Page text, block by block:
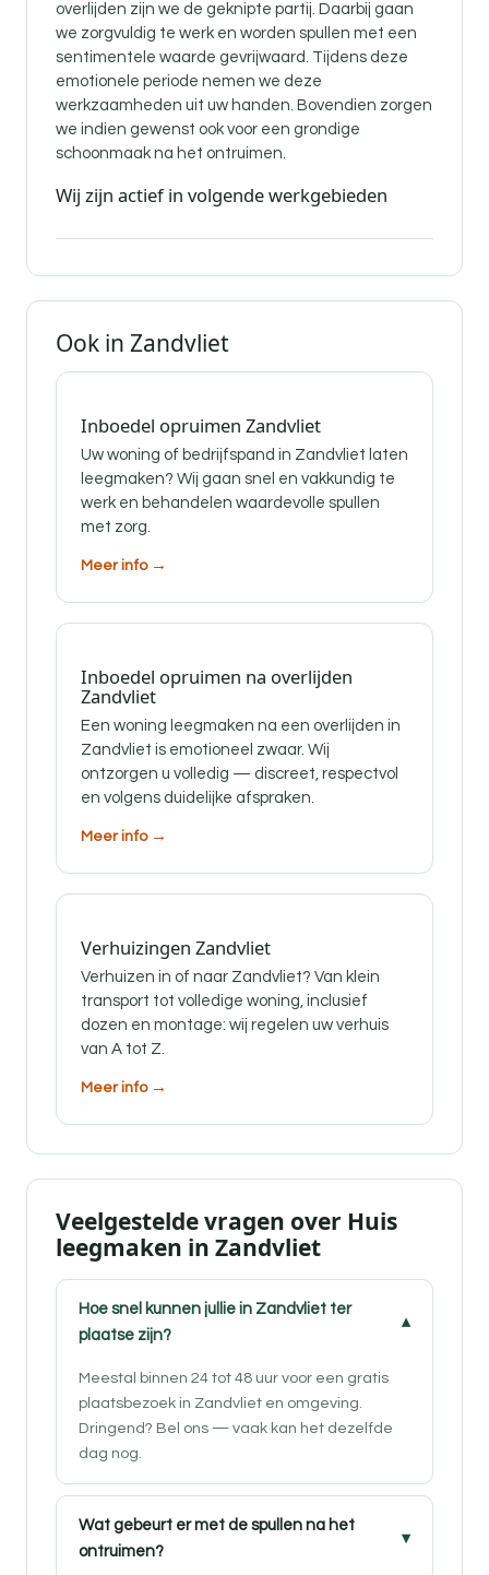
overlijden zijn we de geknipte partij. Daarbij gaan
we zorgvuldig te werk en worden spullen met een
sentimentele waarde gevrijwaard. Tijdens deze
emotionele periode nemen we deze
werkzaamheden uit uw handen. Bovendien zorgen
we indien gewenst ook voor een grondige
schoonmaak na het ontruimen.
Wij zijn actief in volgende werkgebieden
Ook in Zandvliet
Inboedel opruimen Zandvliet
Uw woning of bedrijfspand in Zandvliet laten
leegmaken? Wij gaan snel en vakkundig te
werk en behandelen waardevolle spullen
met zorg.
Meer info →
Inboedel opruimen na overlijden
Zandvliet
Een woning leegmaken na een overlijden in
Zandvliet is emotioneel zwaar. Wij
ontzorgen u volledig — discreet, respectvol
en volgens duidelijke afspraken.
Meer info →
Verhuizingen Zandvliet
Verhuizen in of naar Zandvliet? Van klein
transport tot volledige woning, inclusief
dozen en montage: wij regelen uw verhuis
van A tot Z.
Meer info →
Veelgestelde vragen over Huis
leegmaken in Zandvliet
Hoe snel kunnen jullie in Zandvliet ter
plaatse zijn?
Meestal binnen 24 tot 48 uur voor een gratis
plaatsbezoek in Zandvliet en omgeving.
Dringend? Bel ons — vaak kan het dezelfde
dag nog.
Wat gebeurt er met de spullen na het
ontruimen?